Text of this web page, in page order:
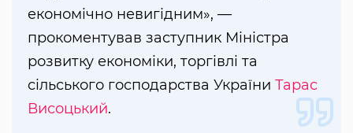
економічно невигідним», —
прокоментував заступник Міністра
розвитку економіки, торгівлі та
сільського господарства України Тарас
Висоцький.